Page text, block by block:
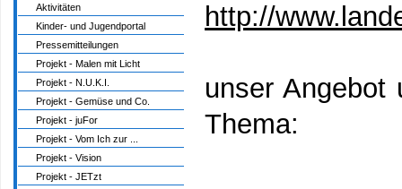
Aktivitäten
Kinder- und Jugendportal
Pressemitteilungen
Projekt - Malen mit Licht
Projekt - N.U.K.I.
Projekt - Gemüse und Co.
Projekt - juFor
Projekt - Vom Ich zur ...
Projekt - Vision
Projekt - JETzt
http://
unser Angebot
Thema: